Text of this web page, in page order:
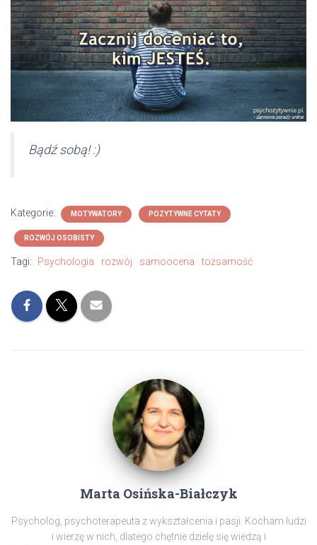
Bądź sobą! :)
Kategorie: MOTYWATORY POZYTYWNE CYTATY
ROZWÓJ OSOBISTY
Tagi: Psychologia rozwój samoocena tożsamość
Marta Osińska-Białczyk
Psycholog, psychoterapeuta z wykształcenia i pasji. Kocham ludzi
i wierzę w nich, dlatego chętnie dzielę się wiedzą i